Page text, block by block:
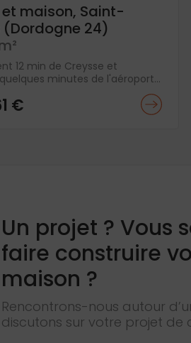
et maison, Saint-
(Dordogne 24)
12 min de Creysse et
minutes de l'aéroport...
€
Un projet ? Vous
faire construire
maison ?
Rencontrons-nous autour
discutons sur votre projet de